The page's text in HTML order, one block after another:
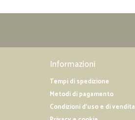
Informazioni
Tempi di spedizione
Metodi di pagamento
Condizioni d'uso e di vendita